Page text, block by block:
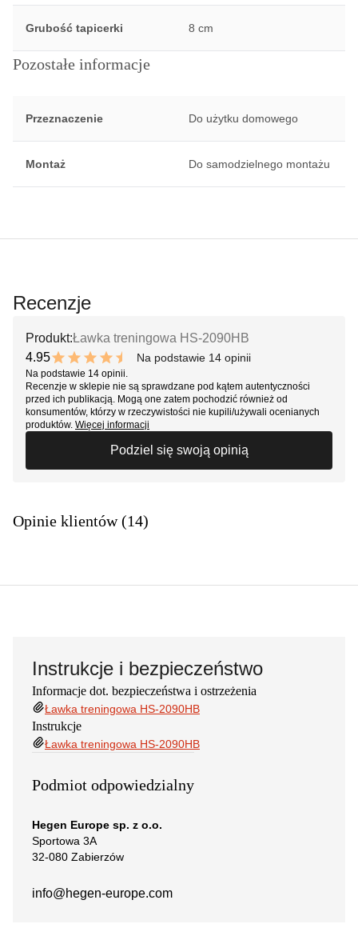
Grubość tapicerki 8 cm
Pozostałe informacje
Przeznaczenie Do użytku domowego
Montaż Do samodzielnego montażu
Recenzje
Produkt:Ławka treningowa HS-2090HB
4.95
9.9 out of 10 stars
Na podstawie 14 opinii
Na podstawie 14 opinii.
Recenzje w sklepie nie są sprawdzane pod kątem autentyczności
przed ich publikacją. Mogą one zatem pochodzić również od
konsumentów, którzy w rzeczywistości nie kupili/używali ocenianych
produktów. Więcej informacji
Podziel się swoją opinią
Opinie klientów (14)
Instrukcje i bezpieczeństwo
Informacje dot. bezpieczeństwa i ostrzeżenia
Ławka treningowa HS-2090HB
Instrukcje
Ławka treningowa HS-2090HB
Podmiot odpowiedzialny
Hegen Europe sp. z o.o.
Sportowa 3A
32-080 Zabierzów
info@hegen-europe.com